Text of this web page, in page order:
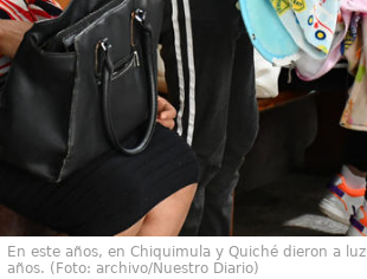
En este años, en Chiquimula y Quiché dieron a
años. (Foto: archivo/Nuestro Diario)